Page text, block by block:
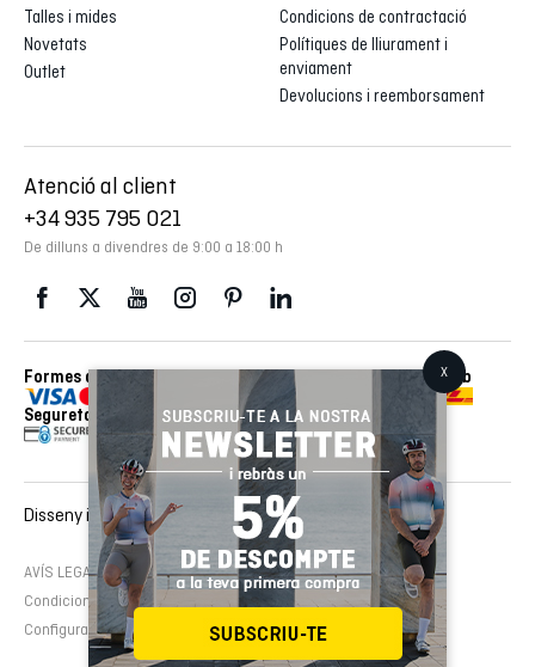
Talles i mides
Novetats
Outlet
Condicions de contractació
Polítiques de lliurament i
enviament
Devolucions i reemborsament
Atenció al client
+34 935 795 021
De dilluns a divendres de 9:00 a 18:00 h
Formes de pagament
Enviaments realitzats amb
Seguretat
AVÍS LEGAL Política de cookies
Política de privacitat
Condicions de contractació
Configura cookies
Disseny i desenvolupament web :EMFASI